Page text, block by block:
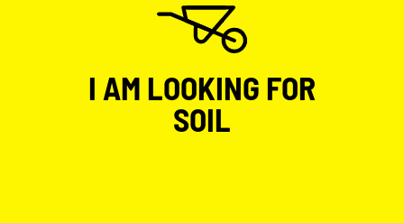
I AM LOOKING FOR
SOIL